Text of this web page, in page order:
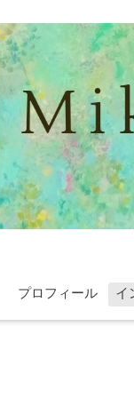
プロフィール イ